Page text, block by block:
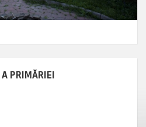
A PRIMĂRIEI